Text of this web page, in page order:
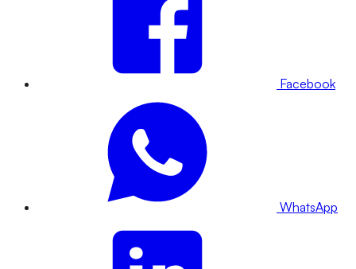
Facebook
WhatsApp